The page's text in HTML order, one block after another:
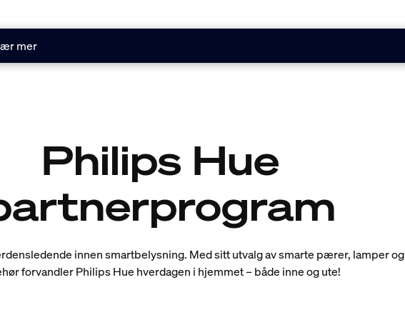
mer
Philips Hue
innen smartbelysning. Med sitt utvalg av smarte pærer, lamper og
forvandler Philips Hue hverdagen i hjemmet – både inne og ute!